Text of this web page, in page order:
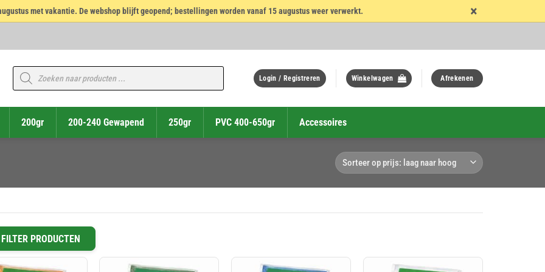
met vakantie. De webshop blijft geopend; bestellingen worden vanaf 15 augustus weer verwerkt. ×
Producten
zoeken
Login / Registreren Winkelwagen Afrekenen
200gr 200-240 Gewapend 250gr PVC 400-650gr Accessoires
FILTER PRODUCTEN